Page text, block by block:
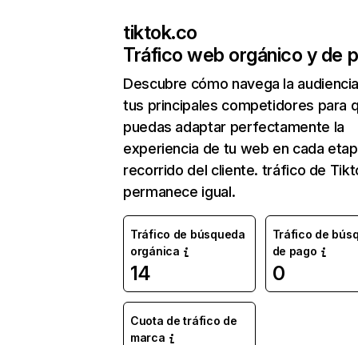
tiktok.co
Tráfico web orgánico y de
Descubre cómo navega la
tus principales competidores para
puedas adaptar perfectamente la
experiencia de tu web en cada
recorrido del cliente. tráfico de
permanece igual.
Tráfico de búsqueda
orgánica
14
Tráfico de
de pago
0
Cuota de tráfico de
marca